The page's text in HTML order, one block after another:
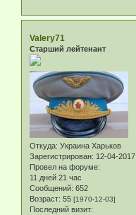
Valery71
Старший лейтенант
Откуда: Украина Харьков
Зарегистрирован: 12-04-2017
Провел на форуме:
11 дней 21 час
Сообщений: 652
Возраст: 55 [1970-12-03]
Последний визит: